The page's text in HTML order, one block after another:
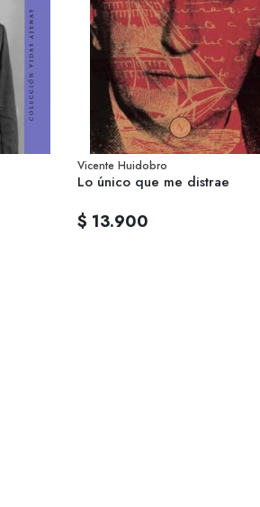
Vicente Huidobro
Lo único que me distrae
$ 13.900